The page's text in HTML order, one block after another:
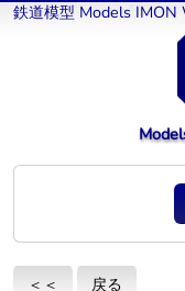
鉄道模型 Models IMON
＜＜ 戻る